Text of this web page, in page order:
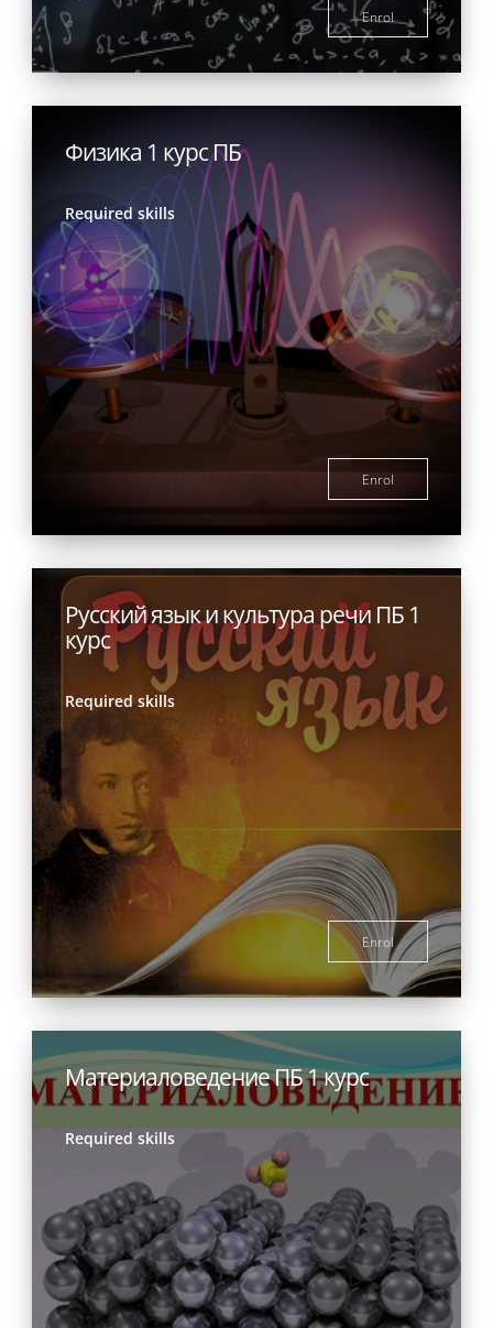
Enrol
Физика 1 курс ПБ
Required skills
Enrol
Русский язык и культура речи ПБ 1
курс
Required skills
Enrol
Материаловедение ПБ 1 курс
Required skills